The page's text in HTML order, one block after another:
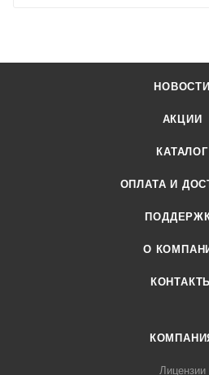
НОВОСТИ
АКЦИИ
КАТАЛОГ
ОПЛАТА И
О
КОНТАКТЫ
Лицензии